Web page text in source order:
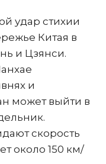
удар стихии
Китая в
и Цзянси.
и
может выйти в
скорость
около 150 км/